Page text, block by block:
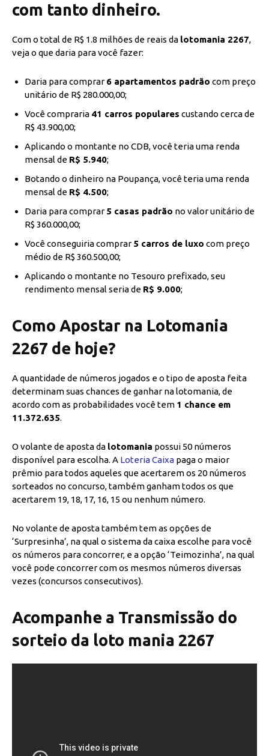
com tanto dinheiro.
Com o total de R$ 1.8 milhões de reais da lotomania 2267,
veja o que daria para você fazer:
Daria para comprar 6 apartamentos padrão com preço
unitário de R$ 280.000,00;
Você compraria 41 carros populares custando cerca de
R$ 43.900,00;
Aplicando o montante no CDB, você teria uma renda
mensal de R$ 5.940;
Botando o dinheiro na Poupança, você teria uma renda
mensal de R$ 4.500;
Daria para comprar 5 casas padrão no valor unitário de
R$ 360.000,00;
Você conseguiria comprar 5 carros de luxo com preço
médio de R$ 360.500,00;
Aplicando o montante no Tesouro prefixado, seu
rendimento mensal seria de R$ 9.000;
Como Apostar na Lotomania
2267 de hoje?
A quantidade de números jogados e o tipo de aposta feita
determinam suas chances de ganhar na lotomania, de
acordo com as probabilidades você tem 1 chance em
11.372.635.
O volante de aposta da lotomania possui 50 números
disponível para escolha. A Loteria Caixa paga o maior
prêmio para todos aqueles que acertarem os 20 números
sorteados no concurso, também ganham todos os que
acertarem 19, 18, 17, 16, 15 ou nenhum número.
No volante de aposta também tem as opções de
‘Surpresinha’, na qual o sistema da caixa escolhe para você
os números para concorrer, e a opção ‘Teimozinha’, na qual
você pode concorrer com os mesmos números diversas
vezes (concursos consecutivos).
Acompanhe a Transmissão do
sorteio da loto mania 2267